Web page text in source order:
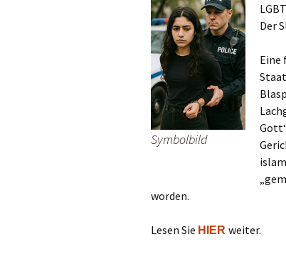
Symbolbild
Der
Eine
worden.
Lesen Sie HIER weiter.